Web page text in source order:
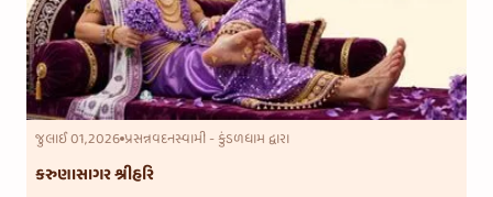
જુલાઈ 01,2026પ્રસન્નવદનસ્વામી - કુંડળધામ દ્વારા
કરુણાસાગર શ્રીહરિ